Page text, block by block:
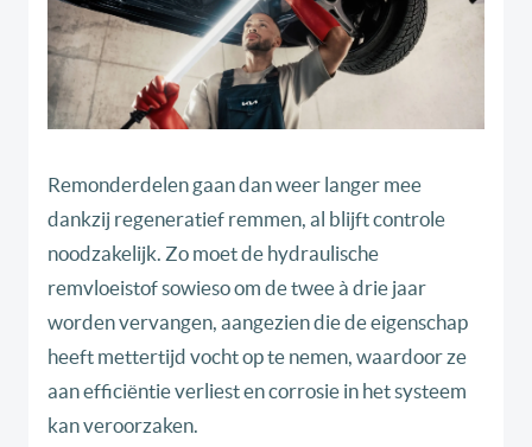
Remonderdelen gaan dan weer langer mee
dankzij regeneratief remmen, al blijft controle
noodzakelijk. Zo moet de hydraulische
remvloeistof sowieso om de twee à drie jaar
worden vervangen, aangezien die de eigenschap
heeft mettertijd vocht op te nemen, waardoor ze
aan efficiëntie verliest en corrosie in het systeem
kan veroorzaken.